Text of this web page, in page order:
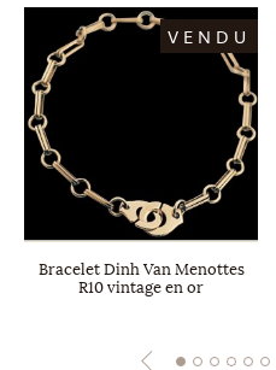
VENDU
Bracelet Dinh Van Menottes
R10 vintage en or